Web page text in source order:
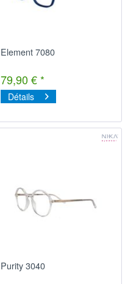
Element 7080
79,90 € *
Détails
Purity 3040